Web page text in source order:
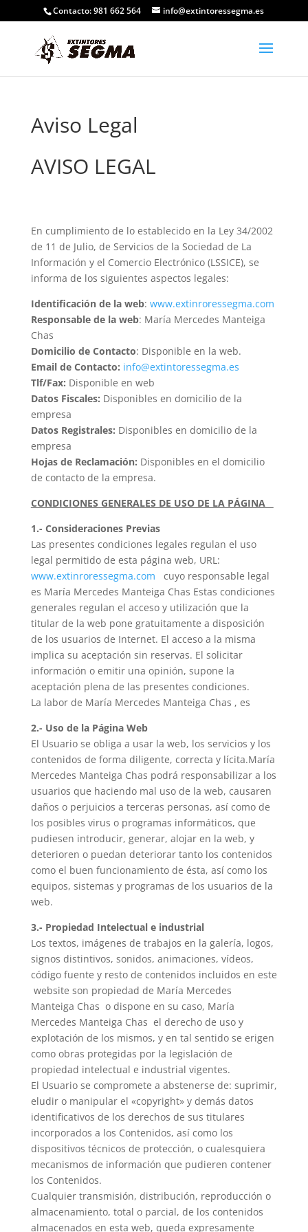
Contacto: 981 662 564 info@extintoressegma.es
Aviso Legal
AVISO LEGAL
En cumplimiento de lo establecido en la Ley 34/2002
de 11 de Julio, de Servicios de la Sociedad de La
Información y el Comercio Electrónico (LSSICE), se
informa de los siguientes aspectos legales:
Identificación de la web: www.extinroressegma.com
Responsable de la web: María Mercedes Manteiga
Chas
Domicilio de Contacto: Disponible en la web.
Email de Contacto: info@extintoressegma.es
Tlf/Fax: Disponible en web
Datos Fiscales: Disponibles en domicilio de la
empresa
Datos Registrales: Disponibles en domicilio de la
empresa
Hojas de Reclamación: Disponibles en el domicilio
de contacto de la empresa.
CONDICIONES GENERALES DE USO DE LA PÁGINA
1.- Consideraciones Previas
Las presentes condiciones legales regulan el uso
legal permitido de esta página web, URL:
www.extinroressegma.com cuyo responsable legal
es María Mercedes Manteiga Chas Estas condiciones
generales regulan el acceso y utilización que la
titular de la web pone gratuitamente a disposición
de los usuarios de Internet. El acceso a la misma
implica su aceptación sin reservas. El solicitar
información o emitir una opinión, supone la
aceptación plena de las presentes condiciones.
La labor de María Mercedes Manteiga Chas , es
2.- Uso de la Página Web
El Usuario se obliga a usar la web, los servicios y los
contenidos de forma diligente, correcta y lícita.María
Mercedes Manteiga Chas podrá responsabilizar a los
usuarios que haciendo mal uso de la web, causaren
daños o perjuicios a terceras personas, así como de
los posibles virus o programas informáticos, que
pudiesen introducir, generar, alojar en la web, y
deterioren o puedan deteriorar tanto los contenidos
como el buen funcionamiento de ésta, así como los
equipos, sistemas y programas de los usuarios de la
web.
3.- Propiedad Intelectual e industrial
Los textos, imágenes de trabajos en la galería, logos,
signos distintivos, sonidos, animaciones, vídeos,
código fuente y resto de contenidos incluidos en este
website son propiedad de María Mercedes
Manteiga Chas o dispone en su caso, María
Mercedes Manteiga Chas el derecho de uso y
explotación de los mismos, y en tal sentido se erigen
como obras protegidas por la legislación de
propiedad intelectual e industrial vigentes.
El Usuario se compromete a abstenerse de: suprimir,
eludir o manipular el «copyright» y demás datos
identificativos de los derechos de sus titulares
incorporados a los Contenidos, así como los
dispositivos técnicos de protección, o cualesquiera
mecanismos de información que pudieren contener
los Contenidos.
Cualquier transmisión, distribución, reproducción o
almacenamiento, total o parcial, de los contenidos
almacenados en esta web, queda expresamente